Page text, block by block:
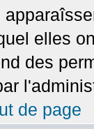
elles
des
de page